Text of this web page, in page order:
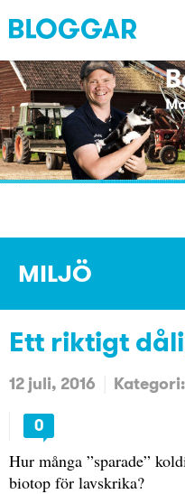
MILJÖ
Ett riktigt
12 juli, 2016 Kategori:
0
Hur många ”sparade”
biotop för lavskrika?